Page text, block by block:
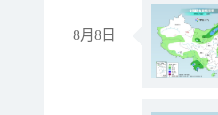
8月8日